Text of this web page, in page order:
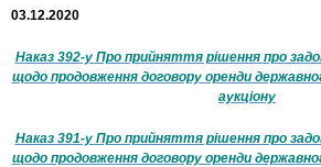
03.12.2020
Наказ 392-у Про прийняття рішення про
щодо продовження договору оренди
аукціону
Наказ 391-у Про прийняття рішення про
щодо продовження договору оренди